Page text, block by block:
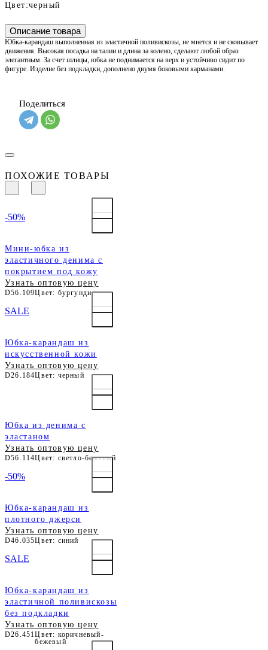
Цвет:черный
Описание товара
Юбка-карандаш выполненная из эластичной поливискозы, не мнется и не сковывает
движения. Высокая посадка на талии и длина за колено, сделают любой образ
элегантным. За счет шлицы, юбка не поднимается на верх и устойчиво сидит по
фигуре. Изделие без подкладки, дополнено двумя боковыми карманами.
Поделиться
ПОХОЖИЕ ТОВАРЫ
Мини-юбка из
эластичного денима с
покрытием под кожу
Узнать оптовую цену
D56.109Цвет: бургунди
-50%
Юбка-карандаш из
искусственной кожи
Узнать оптовую цену
D26.184Цвет: черный
SALE
Юбка из денима с
эластаном
Узнать оптовую цену
D56.114Цвет: светло-бежевый
Юбка-карандаш из
плотного джерси
Узнать оптовую цену
D46.035Цвет: синий
-50%
Юбка-карандаш из
эластичной поливискозы
без подкладки
Узнать оптовую цену
D26.451Цвет: коричневый-
бежевый
SALE